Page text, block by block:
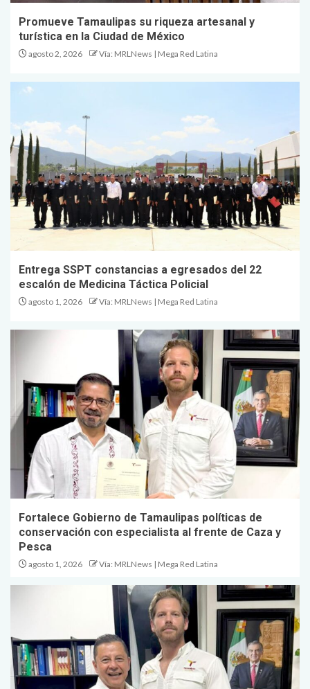
Promueve Tamaulipas su riqueza artesanal y
turística en la Ciudad de México
agosto 2, 2026 Vía: MRLNews | Mega Red Latina
Entrega SSPT constancias a egresados del 22
escalón de Medicina Táctica Policial
agosto 1, 2026 Vía: MRLNews | Mega Red Latina
Fortalece Gobierno de Tamaulipas políticas de
conservación con especialista al frente de Caza y
Pesca
agosto 1, 2026 Vía: MRLNews | Mega Red Latina